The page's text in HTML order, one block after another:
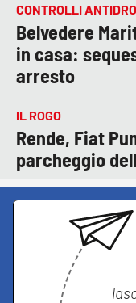
CONTROLLI
Belvedere
in casa:
arresto
IL ROGO
Rende, Fiat
parcheggio